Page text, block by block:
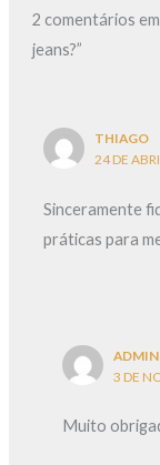
2 comentários
jeans?”
THIAGO
24 DE
Sinceramente
práticas para
ADMIN
3 DE
Muito